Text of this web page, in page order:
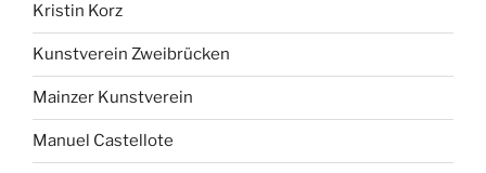
Kristin Korz
Kunstverein Zweibrücken
Mainzer Kunstverein
Manuel Castellote